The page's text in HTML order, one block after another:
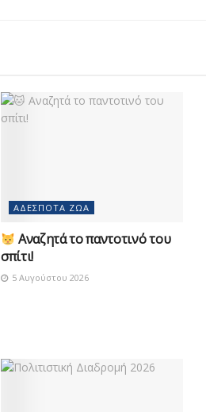
ΑΔΈΣΠΟΤΑ ΖΏΑ
Αναζητά το παντοτινό του
σπίτι!
5 Αυγούστου 2026